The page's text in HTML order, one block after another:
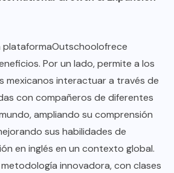
plataformaOutschoolofrece
Por un lado, permite a los
mexicanos interactuar a través de
con compañeros de diferentes
ampliando su comprensión
sus habilidades de
en inglés en un contexto global.
innovadora, con clases